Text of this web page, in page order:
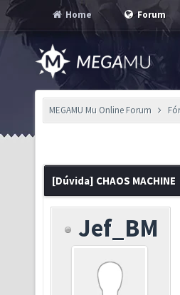
Home Forum
MEGAMU Mu Online Forum
[Dúvida] CHAOS MACHINE
Jef_BM